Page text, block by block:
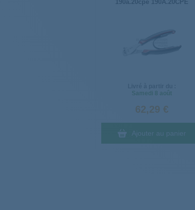
190a.20cpe 190A.20CPE
Samedi
8 août
62,29 €
Ajouter au panier